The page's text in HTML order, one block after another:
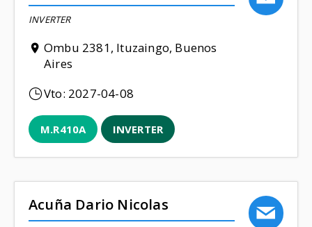
INVERTER
Ombu 2381, Ituzaingo, Buenos
Aires
Vto: 2027-04-08
M.R410A INVERTER
Acuña Dario Nicolas